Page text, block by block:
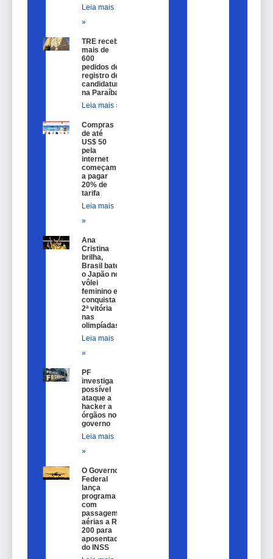
Leia mais
»
TRE recebe
mais de
600
pedidos de
registro de
candidatura
na Paraíba
Leia mais »
Compras
de até
US$ 50
pela
internet
começam
a pagar
20% de
tarifa
Leia mais
»
Ana
Cristina
brilha,
Brasil bate
o Japão no
vôlei
feminino e
conquista
2ª vitória
nas
olimpíadas
Leia mais
»
PF
investiga
possível
ataque a
hacker a
órgãos no
governo
Leia mais
»
O Governo
Federal
lança
programa
com
passagem
aérias a R$
200 para
aposentados
do INSS